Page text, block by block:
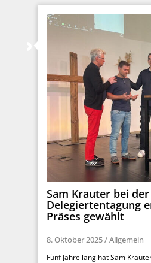
Sam Krauter bei der
Delegiertentagung
Präses gewählt
8. Oktober 2025/Allgemein
Fünf Jahre lang hat Sam